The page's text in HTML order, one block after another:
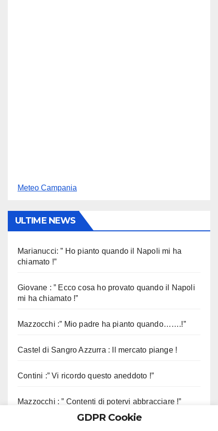
Meteo Campania
ULTIME NEWS
Marianucci: ” Ho pianto quando il Napoli mi ha
chiamato !”
Giovane : ” Ecco cosa ho provato quando il Napoli
mi ha chiamato !”
Mazzocchi :” Mio padre ha pianto quando…….!”
Castel di Sangro Azzurra : Il mercato piange !
Contini :” Vi ricordo questo aneddoto !”
Mazzocchi : ” Contenti di potervi abbracciare !”
GDPR Cookie